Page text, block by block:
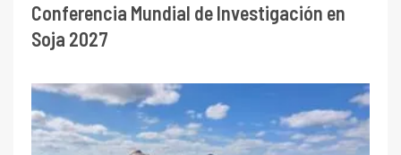
Conferencia Mundial de Investigación en
Soja 2027